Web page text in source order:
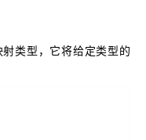
类型，它将给定类型的